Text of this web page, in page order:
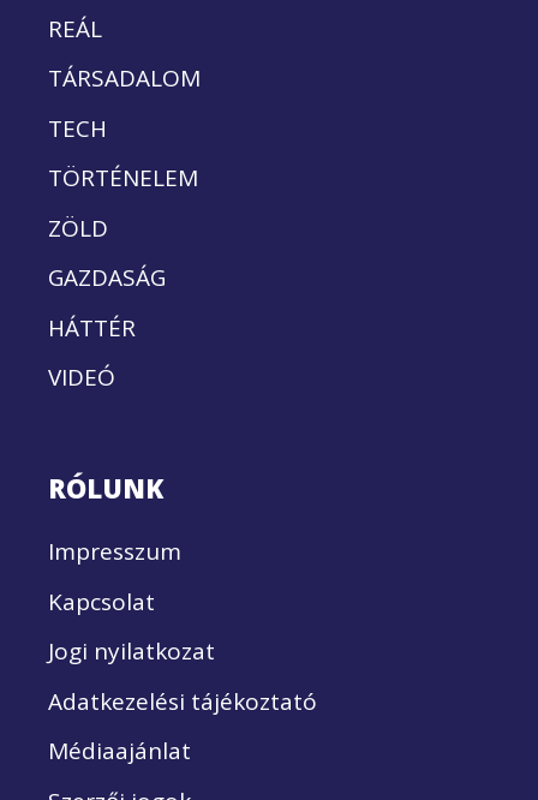
REÁL
TÁRSADALOM
TECH
TÖRTÉNELEM
ZÖLD
GAZDASÁG
HÁTTÉR
VIDEÓ
RÓLUNK
Impresszum
Kapcsolat
Jogi nyilatkozat
Adatkezelési tájékoztató
Médiaajánlat